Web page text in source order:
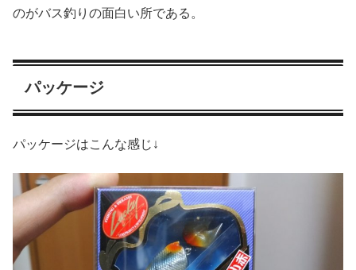
のがバス釣りの面白い所である。
パッケージ
パッケージはこんな感じ↓